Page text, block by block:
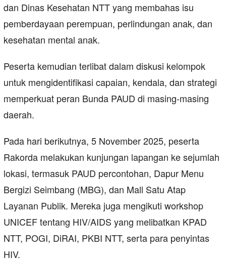
dan Dinas Kesehatan NTT yang membahas isu
pemberdayaan perempuan, perlindungan anak, dan
kesehatan mental anak.
Peserta kemudian terlibat dalam diskusi kelompok
untuk mengidentifikasi capaian, kendala, dan strategi
memperkuat peran Bunda PAUD di masing-masing
daerah.
Pada hari berikutnya, 5 November 2025, peserta
Rakorda melakukan kunjungan lapangan ke sejumlah
lokasi, termasuk PAUD percontohan, Dapur Menu
Bergizi Seimbang (MBG), dan Mall Satu Atap
Layanan Publik. Mereka juga mengikuti workshop
UNICEF tentang HIV/AIDS yang melibatkan KPAD
NTT, POGI, DiRAI, PKBI NTT, serta para penyintas
HIV.